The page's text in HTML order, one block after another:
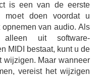
is een van de eerste
moet doen voordat u
opnemen van audio. Als
uit software-
MIDI bestaat, kunt u de
wijzigen. Maar wanneer
vereist het wijzigen